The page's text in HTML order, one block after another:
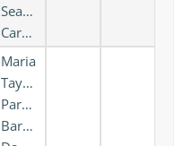
Seabra
Carneiro
Maria
Tayanne
Parente
Barbosa,